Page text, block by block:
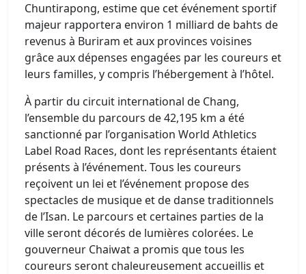
Chuntirapong, estime que cet événement sportif
majeur rapportera environ 1 milliard de bahts de
revenus à Buriram et aux provinces voisines
grâce aux dépenses engagées par les coureurs et
leurs familles, y compris l’hébergement à l’hôtel.
À partir du circuit international de Chang,
l’ensemble du parcours de 42,195 km a été
sanctionné par l’organisation World Athletics
Label Road Races, dont les représentants étaient
présents à l’événement. Tous les coureurs
reçoivent un lei et l’événement propose des
spectacles de musique et de danse traditionnels
de l’Isan. Le parcours et certaines parties de la
ville seront décorés de lumières colorées. Le
gouverneur Chaiwat a promis que tous les
coureurs seront chaleureusement accueillis et